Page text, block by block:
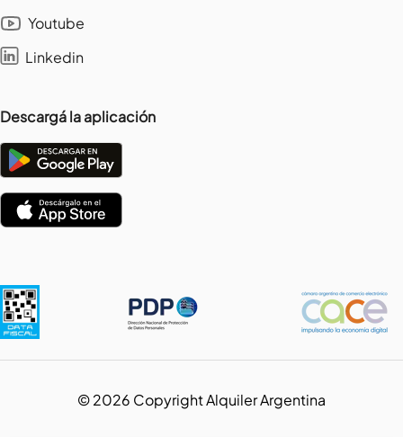
Youtube
Linkedin
Descargá la aplicación
©2026 Copyright Alquiler Argentina